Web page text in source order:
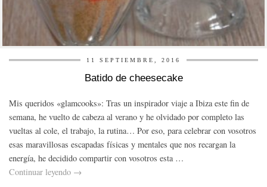
11 SEPTIEMBRE, 2016
Batido de cheesecake
Mis queridos «glamcooks»: Tras un inspirador viaje a Ibiza este fin de
semana, he vuelto de cabeza al verano y he olvidado por completo las
vueltas al cole, el trabajo, la rutina… Por eso, para celebrar con vosotros
esas maravillosas escapadas físicas y mentales que nos recargan la
energía, he decidido compartir con vosotros esta …
Continuar leyendo →